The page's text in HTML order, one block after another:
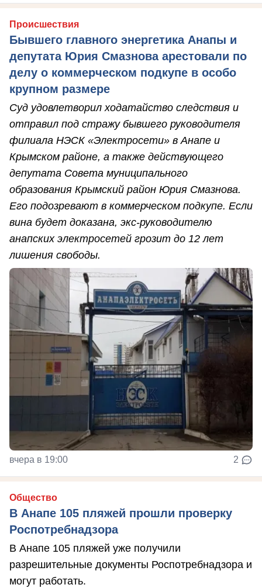
Происшествия
Бывшего главного энергетика Анапы и
депутата Юрия Смазнова арестовали по
делу о коммерческом подкупе в особо
крупном размере
Суд удовлетворил ходатайство следствия и
отправил под стражу бывшего руководителя
филиала НЭСК «Электросети» в Анапе и
Крымском районе, а также действующего
депутата Совета муниципального
образования Крымский район Юрия Смазнова.
Его подозревают в коммерческом подкупе. Если
вина будет доказана, экс-руководителю
анапских электросетей грозит до 12 лет
лишения свободы.
вчера в 19:00 2
Общество
В Анапе 105 пляжей прошли проверку
Роспотребнадзора
В Анапе 105 пляжей уже получили
разрешительные документы Роспотребнадзора и
могут работать.